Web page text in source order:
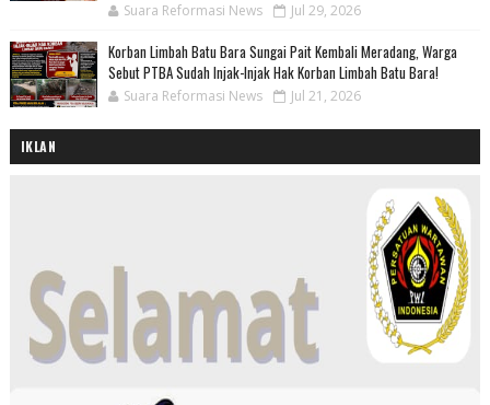
Suara Reformasi News Jul 29, 2026
Korban Limbah Batu Bara Sungai Pait Kembali Meradang, Warga
Sebut PTBA Sudah Injak-Injak Hak Korban Limbah Batu Bara!
Suara Reformasi News Jul 21, 2026
IKLAN